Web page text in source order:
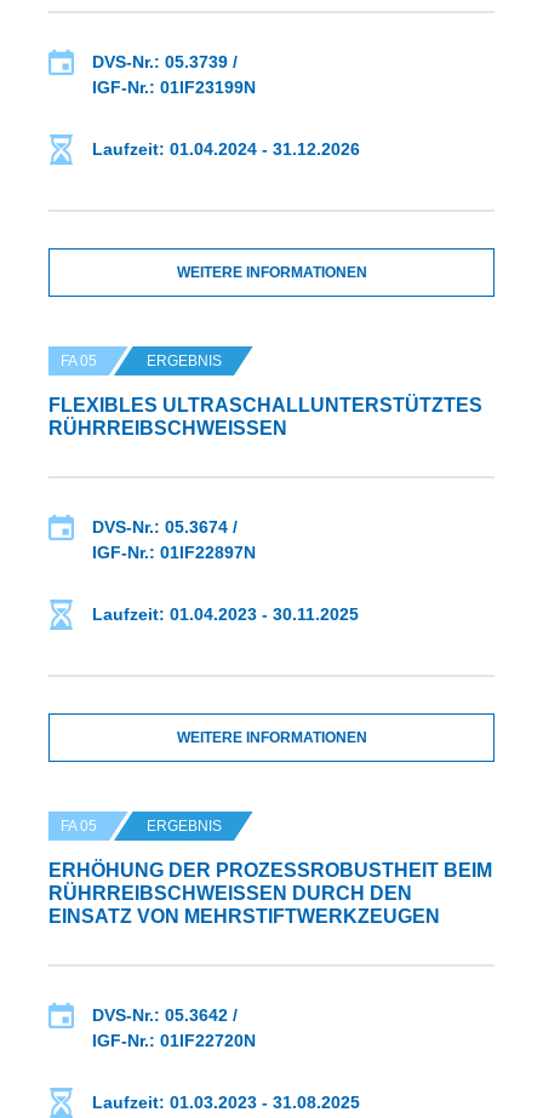
DVS-Nr.: 05.3739 /
IGF-Nr.: 01IF23199N
Laufzeit: 01.04.2024 - 31.12.2026
WEITERE INFORMATIONEN
FA 05 ERGEBNIS
FLEXIBLES ULTRASCHALLUNTERSTÜTZTES
RÜHRREIBSCHWEISSEN
DVS-Nr.: 05.3674 /
IGF-Nr.: 01IF22897N
Laufzeit: 01.04.2023 - 30.11.2025
WEITERE INFORMATIONEN
FA 05 ERGEBNIS
ERHÖHUNG DER PROZESSROBUSTHEIT BEIM
RÜHRREIBSCHWEISSEN DURCH DEN E
INSATZ VON MEHRSTIFTWERKZEUGEN
DVS-Nr.: 05.3642 /
IGF-Nr.: 01IF22720N
Laufzeit: 01.03.2023 - 31.08.2025